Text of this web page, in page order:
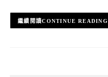
CONTINUE READING